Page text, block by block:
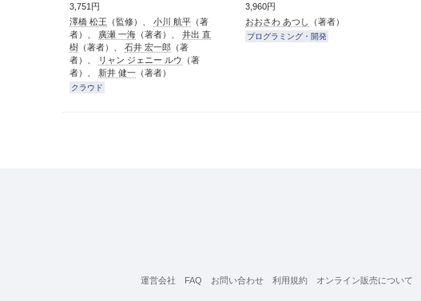
3,751円
澤橋 松王 （監修）、 小川 航平 （著
者）、 廣瀬 一海 （著者）、 井出 直
樹 （著者）、 石井 宏一郎 （著
者）、
リャン ジェニー ルウ （著
者）、 新井 健一 （著者）
クラウド
3,960円
おおさわ あつし
（著者）
プログラミング・開発
運営会社 FAQ お問い合わせ 利用規約 オンライン販売について